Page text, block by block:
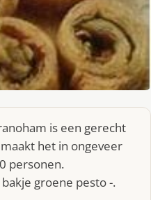
is een gerecht
het in ongeveer
personen.
groene pesto -.